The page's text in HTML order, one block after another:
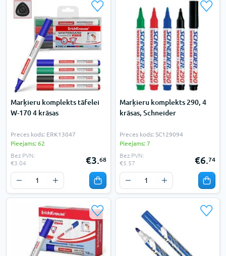
Marķieru komplekts tāfelei
W-170 4 krāsas
Preces kods: ERK13047
Pieejams: 62
Bez PVN:
€3.04
€3.68
Marķieru komplekts 290, 4
krāsas, Schneider
Preces kods: SC129094
Pieejams: 7
Bez PVN:
€5.57
€6.74